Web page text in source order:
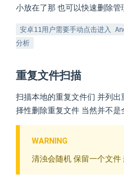
小放在了那 也可以快速删除管
安卓11用户需要手动点击进入
分析
重复文件扫描
扫描本地的重复文件们 并列
择性删除重复文件 当然并不是
WARNING
清浊会随机 保留一个文